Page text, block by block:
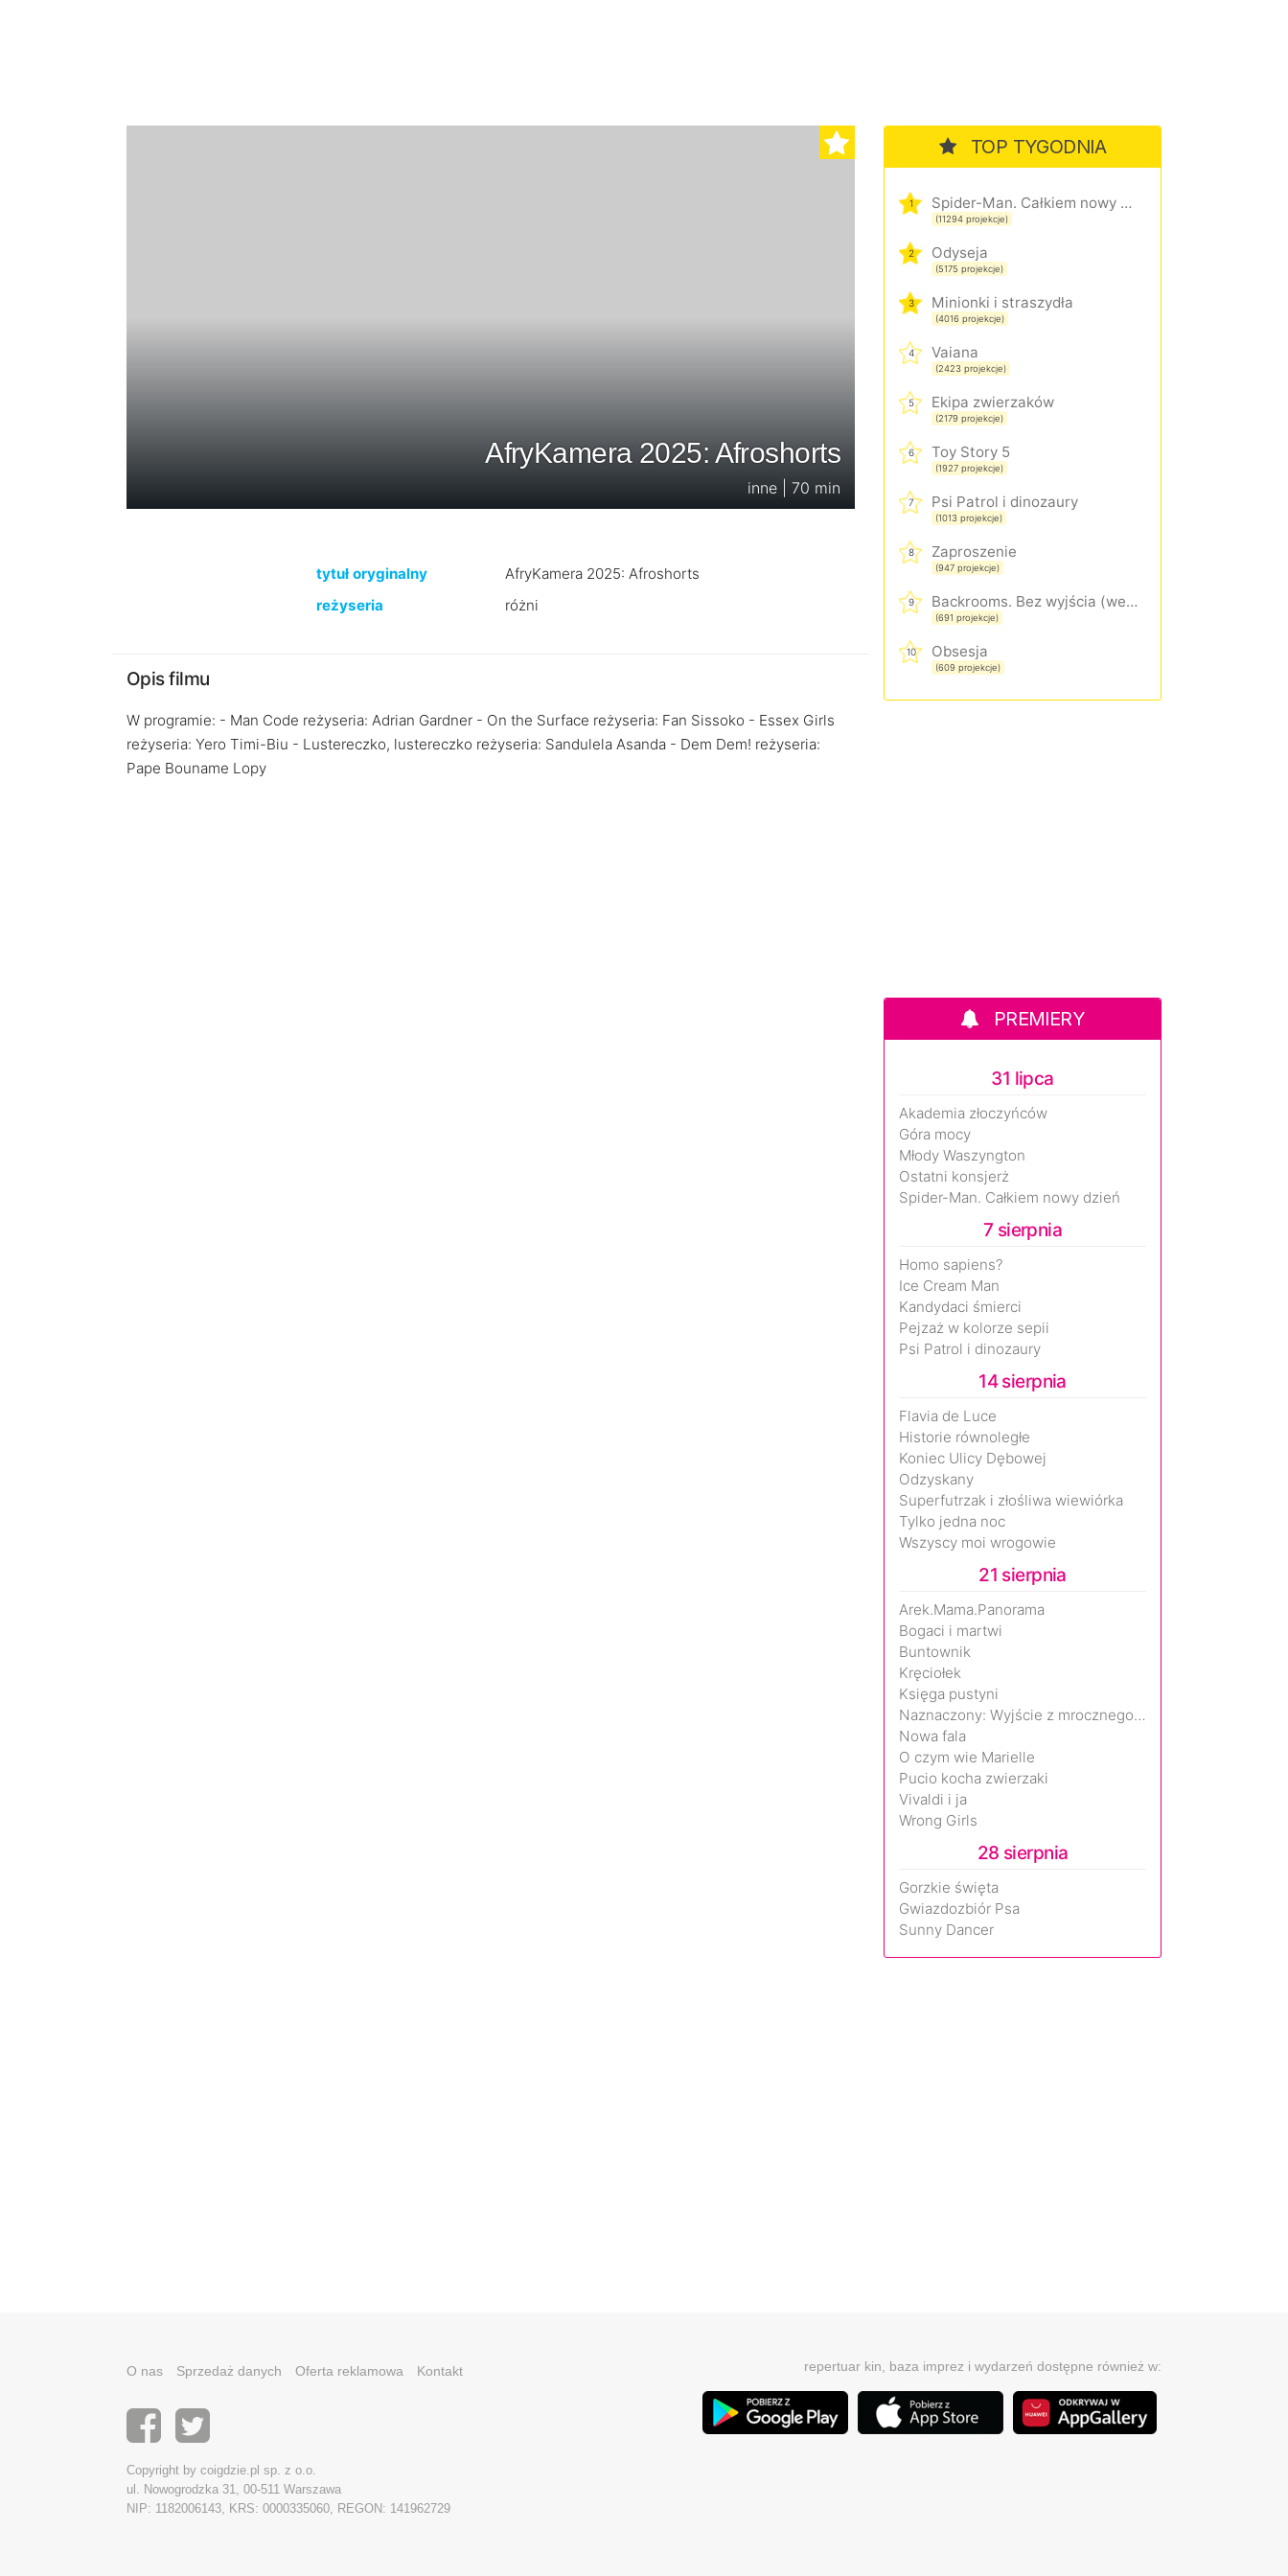
AfryKamera 2025: Afroshorts
inne | 70 min
tytuł oryginalny
AfryKamera 2025: Afroshorts
reżyseria
różni
Opis filmu
W programie: - Man Code reżyseria: Adrian Gardner - On the Surface reżyseria: Fan Sissoko - Essex Girls
reżyseria: Yero Timi-Biu - Lustereczko, lustereczko reżyseria: Sandulela Asanda - Dem Dem! reżyseria:
Pape Bouname Lopy
TOP TYGODNIA
1 Spider-Man. Całkiem nowy dzień
(11294 projekcje)
2 Odyseja
(5175 projekcje)
3 Minionki i straszydła
(4016 projekcje)
4 Vaiana
(2423 projekcje)
5 Ekipa zwierzaków
(2179 projekcje)
6 Toy Story 5
(1927 projekcje)
7 Psi Patrol i dinozaury
(1013 projekcje)
8 Zaproszenie
(947 projekcje)
9 Backrooms. Bez wyjścia (wersja rozszerzona)
(691 projekcje)
10 Obsesja
(609 projekcje)
PREMIERY
31 lipca
Akademia złoczyńców
Góra mocy
Młody Waszyngton
Ostatni konsjerż
Spider-Man. Całkiem nowy dzień
7 sierpnia
Homo sapiens?
Ice Cream Man
Kandydaci śmierci
Pejzaż w kolorze sepii
Psi Patrol i dinozaury
14 sierpnia
Flavia de Luce
Historie równoległe
Koniec Ulicy Dębowej
Odzyskany
Superfutrzak i złośliwa wiewiórka
Tylko jedna noc
Wszyscy moi wrogowie
21 sierpnia
Arek.Mama.Panorama
Bogaci i martwi
Buntownik
Kręciołek
Księga pustyni
Naznaczony: Wyjście z mrocznego wymiaru
Nowa fala
O czym wie Marielle
Pucio kocha zwierzaki
Vivaldi i ja
Wrong Girls
28 sierpnia
Gorzkie święta
Gwiazdozbiór Psa
Sunny Dancer
O nas Sprzedaż danych Oferta reklamowa Kontakt
Copyright by coigdzie.pl sp. z o.o.
ul. Nowogrodzka 31, 00-511 Warszawa
NIP: 1182006143, KRS: 0000335060, REGON: 141962729
repertuar kin, baza imprez i wydarzeń dostępne również w: